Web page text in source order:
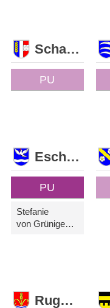
Schaan
PU
Eschen
PU
Stefanie
von Grünigen-Sele
Ruggell